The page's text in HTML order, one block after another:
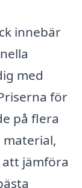
innebär
med
för
på flera
jämföra